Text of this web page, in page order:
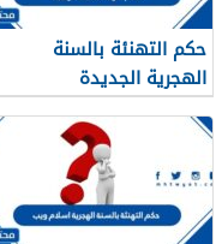
حكم التهنئة بالسنة
الهجرية الجديدة